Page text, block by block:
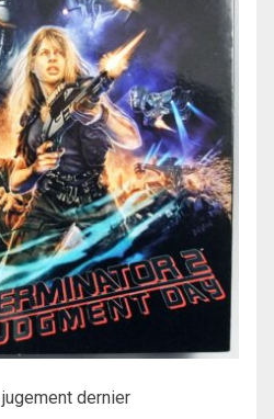
dernier